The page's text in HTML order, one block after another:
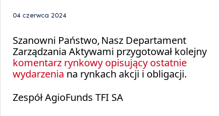
04 czerwca 2024
Szanowni Państwo, Nasz Departament
Zarządzania Aktywami przygotował kolejny
komentarz rynkowy opisujący ostatnie
wydarzenia na rynkach akcji i obligacji.
Zespół AgioFunds TFI SA